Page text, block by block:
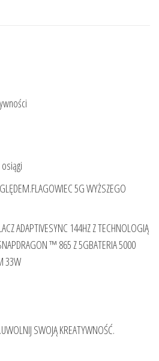
5G WYŻSZEGO
ADAPTIVESYNC 144HZ Z TECHNOLOGIĄ
™ 865 Z 5GBATERIA 5000
33W
SWOJĄ KREATYWNOŚĆ.